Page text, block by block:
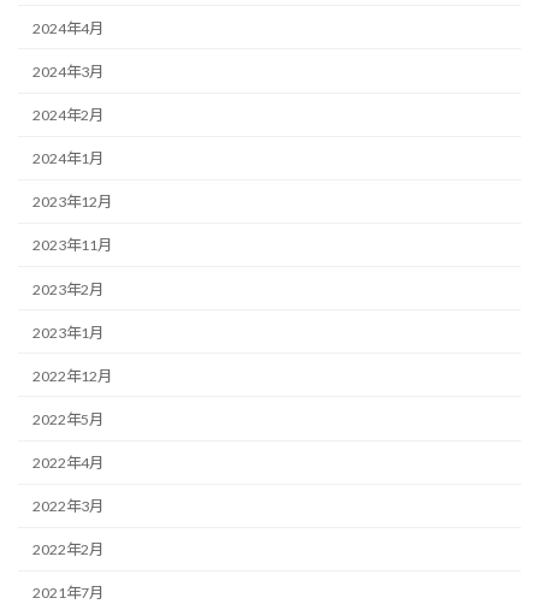
2024年4月
2024年3月
2024年2月
2024年1月
2023年12月
2023年11月
2023年2月
2023年1月
2022年12月
2022年5月
2022年4月
2022年3月
2022年2月
2021年7月